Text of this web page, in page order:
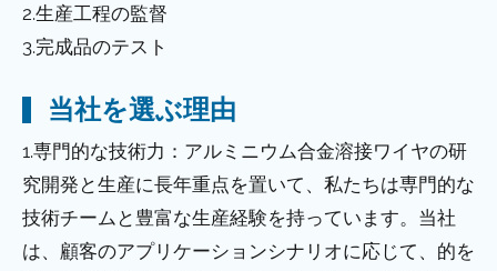
2.生産工程の監督
3.完成品のテスト
当社を選ぶ理由
1.専門的な技術力：アルミニウム合金溶接ワイヤの研
究開発と生産に長年重点を置いて、私たちは専門的な
技術チームと豊富な生産経験を持っています。当社
は、顧客のアプリケーションシナリオに応じて、的を